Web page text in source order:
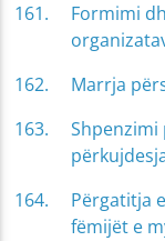
Formimi
Marrja
Shpenzimi
Përgatitja
fëmijët e